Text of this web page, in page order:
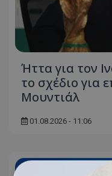
Ήττα για τον
το σχέδιο για
Μουντιάλ
01.08.2026 - 11:06